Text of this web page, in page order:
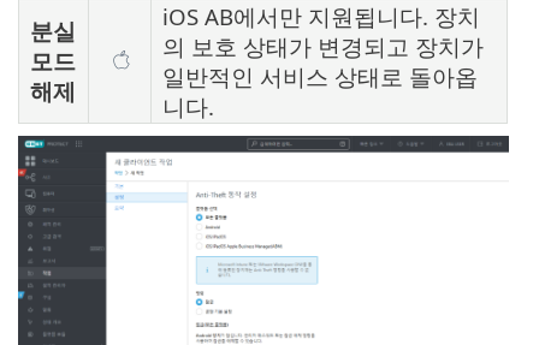
분실
모드
해제
iOS AB에서만 지원됩니다. 장치
의 보호 상태가 변경되고 장치가
일반적인 서비스 상태로 돌아옵
니다.